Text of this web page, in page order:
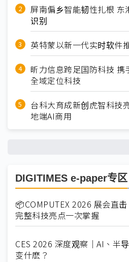
屏南偏乡智能韧性扎根 东
识别
英特蒙以新一代实时软件
昕力信息跨足国防科技
全域定位科技
台科大育成新创虎智科技
地端AI商用
DIGITIMES e-paper专区
📦COMPUTEX 2026 展会直
完整科技亮点一次掌握
CES 2026 深度观察｜AI、半
变什麽？